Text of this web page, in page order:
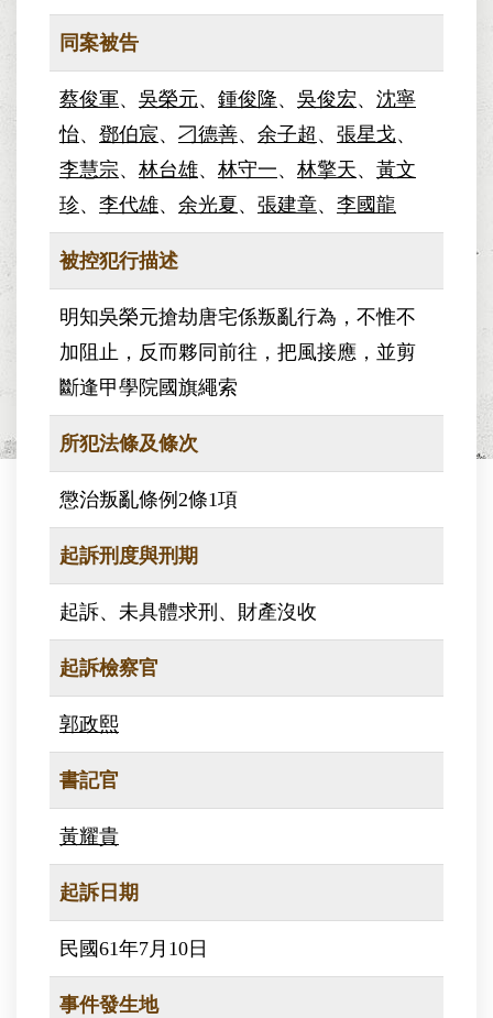
同案被告
蔡俊軍、 吳榮元、 鍾俊隆、 吳俊宏、 沈寧
怡、 鄧伯宸、 刁德善、 余子超 、 張星戈、
李慧宗、 林台雄、 林守一、 林擎天、 黃文
珍、 李代雄、 余光夏 、 張建章、 李國龍
被控犯行描述
明知吳榮元搶劫唐宅係叛亂行為，不惟不
加阻止，反而夥同前往，把風接應，並剪
斷逢甲學院國旗繩索
所犯法條及條次
懲治叛亂條例2條1項
起訴刑度與刑期
起訴、未具體求刑、財產沒收
起訴檢察官
郭政熙
書記官
黃耀貴
起訴日期
民國61年7月10日
事件發生地